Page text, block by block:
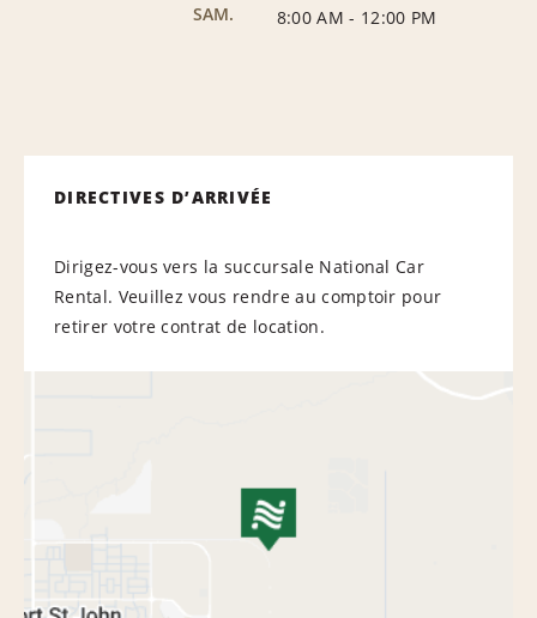
SAM.
8:00 AM - 12:00 PM
DIRECTIVES D’ARRIVÉE
Dirigez-vous vers la succursale National Car
Rental. Veuillez vous rendre au comptoir pour
retirer votre contrat de location.